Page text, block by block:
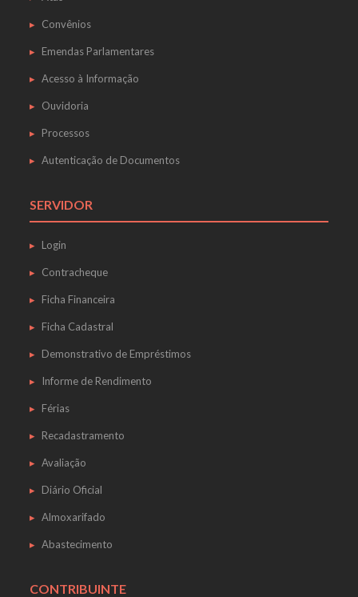
Convênios
Emendas Parlamentares
Acesso à Informação
Ouvidoria
Processos
Autenticação de Documentos
SERVIDOR
Login
Contracheque
Ficha Financeira
Ficha Cadastral
Demonstrativo de Empréstimos
Informe de Rendimento
Férias
Recadastramento
Avaliação
Diário Oficial
Almoxarifado
Abastecimento
CONTRIBUINTE